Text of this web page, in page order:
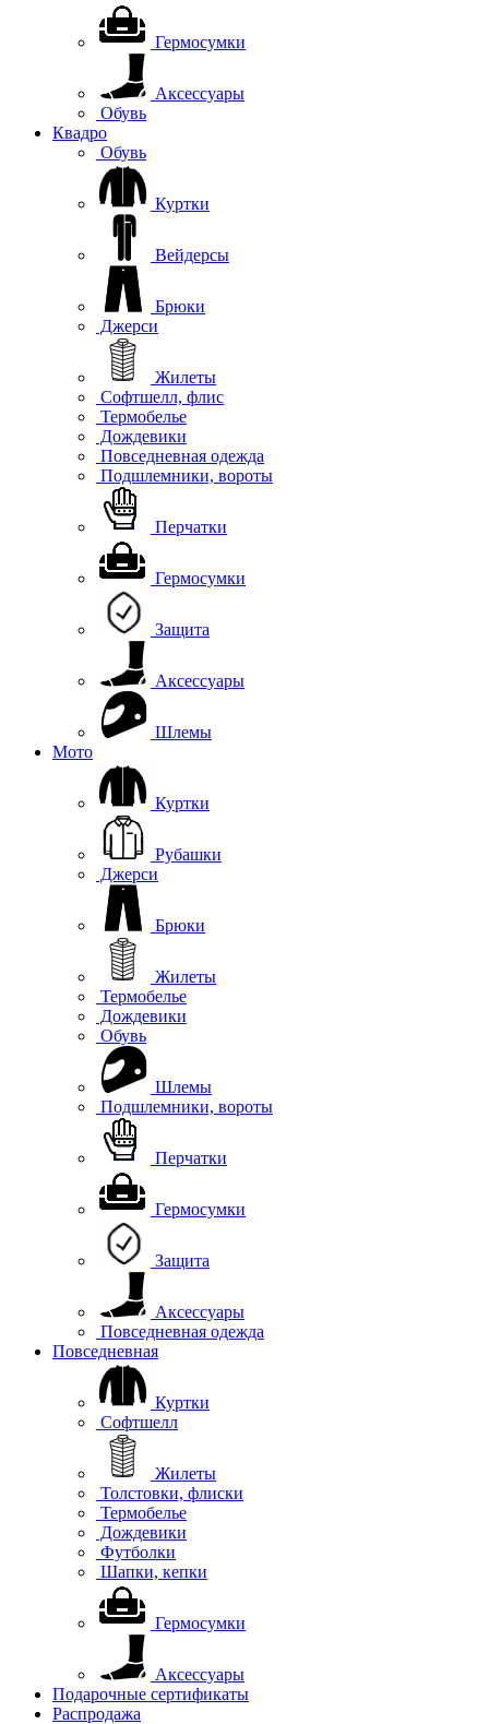
Гермосумки
Аксессуары
Обувь
Квадро
Обувь
Куртки
Вейдерсы
Брюки
Джерси
Жилеты
Софтшелл, флис
Термобелье
Дождевики
Повседневная одежда
Подшлемники, вороты
Перчатки
Гермосумки
Защита
Аксессуары
Шлемы
Мото
Куртки
Рубашки
Джерси
Брюки
Жилеты
Термобелье
Дождевики
Обувь
Шлемы
Подшлемники, вороты
Перчатки
Гермосумки
Защита
Аксессуары
Повседневная одежда
Повседневная
Куртки
Софтшелл
Жилеты
Толстовки, флиски
Термобелье
Дождевики
Футболки
Шапки, кепки
Гермосумки
Аксессуары
Подарочные сертификаты
Распродажа